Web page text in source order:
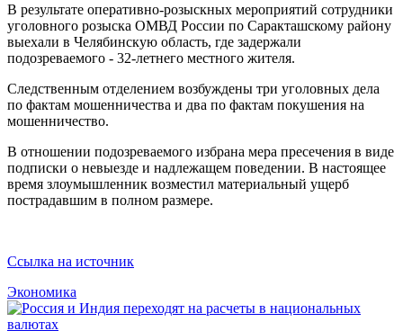
В результате оперативно-розыскных мероприятий сотрудники
уголовного розыска ОМВД России по Саракташскому району
выехали в Челябинскую область, где задержали
подозреваемого - 32-летнего местного жителя.
Следственным отделением возбуждены три уголовных дела
по фактам мошенничества и два по фактам покушения на
мошенничество.
В отношении подозреваемого избрана мера пресечения в виде
подписки о невыезде и надлежащем поведении. В настоящее
время злоумышленник возместил материальный ущерб
пострадавшим в полном размере.
Ссылка на источник
Экономика